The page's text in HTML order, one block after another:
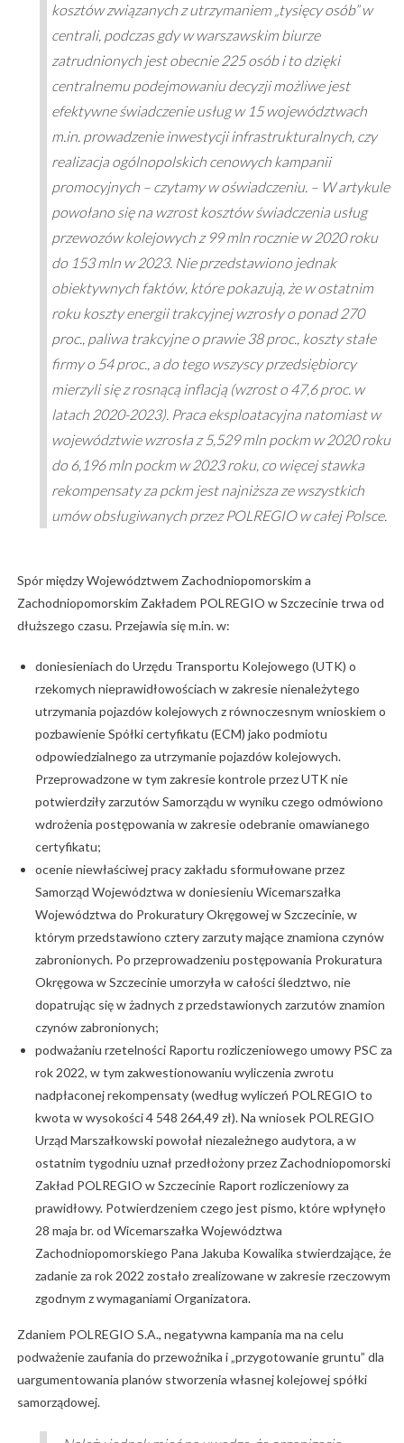
kosztów związanych z utrzymaniem „tysięcy osób” w
centrali, podczas gdy w warszawskim biurze
zatrudnionych jest obecnie 225 osób i to dzięki
centralnemu podejmowaniu decyzji możliwe jest
efektywne świadczenie usług w 15 województwach
m.in. prowadzenie inwestycji infrastrukturalnych, czy
realizacja ogólnopolskich cenowych kampanii
promocyjnych – czytamy w oświadczeniu. – W artykule
powołano się na wzrost kosztów świadczenia usług
przewozów kolejowych z 99 mln rocznie w 2020 roku
do 153 mln w 2023. Nie przedstawiono jednak
obiektywnych faktów, które pokazują, że w ostatnim
roku koszty energii trakcyjnej wzrosły o ponad 270
proc., paliwa trakcyjne o prawie 38 proc., koszty stałe
firmy o 54 proc., a do tego wszyscy przedsiębiorcy
mierzyli się z rosnącą inflacją (wzrost o 47,6 proc. w
latach 2020-2023). Praca eksploatacyjna natomiast w
województwie wzrosła z 5,529 mln pockm w 2020 roku
do 6,196 mln pockm w 2023 roku, co więcej stawka
rekompensaty za pckm jest najniższa ze wszystkich
umów obsługiwanych przez POLREGIO w całej Polsce.
Spór między Województwem Zachodniopomorskim a
Zachodniopomorskim Zakładem POLREGIO w Szczecinie trwa od
dłuższego czasu. Przejawia się m.in. w:
doniesieniach do Urzędu Transportu Kolejowego (UTK) o
rzekomych nieprawidłowościach w zakresie nienależytego
utrzymania pojazdów kolejowych z równoczesnym wnioskiem o
pozbawienie Spółki certyfikatu (ECM) jako podmiotu
odpowiedzialnego za utrzymanie pojazdów kolejowych.
Przeprowadzone w tym zakresie kontrole przez UTK nie
potwierdziły zarzutów Samorządu w wyniku czego odmówiono
wdrożenia postępowania w zakresie odebranie omawianego
certyfikatu;
ocenie niewłaściwej pracy zakładu sformułowane przez
Samorząd Województwa w doniesieniu Wicemarszałka
Województwa do Prokuratury Okręgowej w Szczecinie, w
którym przedstawiono cztery zarzuty mające znamiona czynów
zabronionych. Po przeprowadzeniu postępowania Prokuratura
Okręgowa w Szczecinie umorzyła w całości śledztwo, nie
dopatrując się w żadnych z przedstawionych zarzutów znamion
czynów zabronionych;
podważaniu rzetelności Raportu rozliczeniowego umowy PSC za
rok 2022, w tym zakwestionowaniu wyliczenia zwrotu
nadpłaconej rekompensaty (według wyliczeń POLREGIO to
kwota w wysokości 4 548 264,49 zł). Na wniosek POLREGIO
Urząd Marszałkowski powołał niezależnego audytora, a w
ostatnim tygodniu uznał przedłożony przez Zachodniopomorski
Zakład POLREGIO w Szczecinie Raport rozliczeniowy za
prawidłowy. Potwierdzeniem czego jest pismo, które wpłynęło
28 maja br. od Wicemarszałka Województwa
Zachodniopomorskiego Pana Jakuba Kowalika stwierdzające, że
zadanie za rok 2022 zostało zrealizowane w zakresie rzeczowym
zgodnym z wymaganiami Organizatora.
Zdaniem POLREGIO S.A., negatywna kampania ma na celu
podważenie zaufania do przewoźnika i „przygotowanie gruntu” dla
uargumentowania planów stworzenia własnej kolejowej spółki
samorządowej.